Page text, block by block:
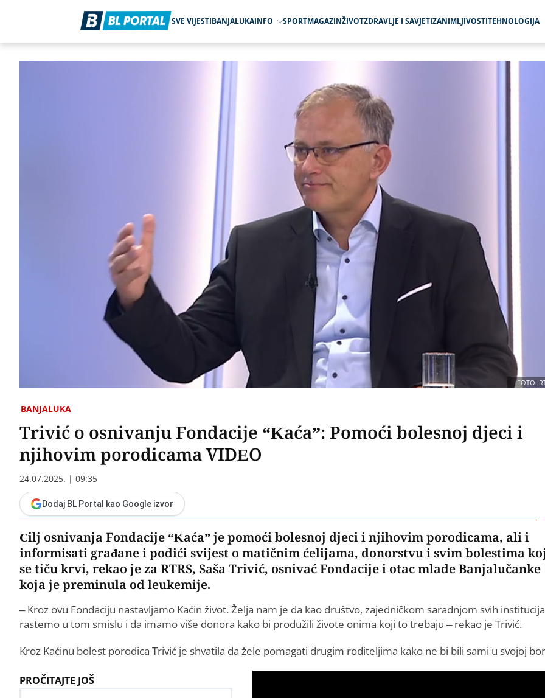
SVE VIJESTIBANJALUKAINFO SPORTMAGAZINŽIVOTZDRAVLJE I SAVJETIZANIMLJIVOSTITEHNOLOGIJA
FOTO:
BANJALUKA
Trivić o osnivanju Fondacije “Kaća”: Pomoći bolesnoj djeci i
njihovim porodicama VIDEO
24.07.2025. | 09:35
Dodaj BL Portal kao Google izvor
Cilj osnivanja Fondacije “Kaća” je pomoći bolesnoj djeci i njihovim porodicama, ali i
informisati građane i podići svijest o matičnim ćelijama, donorstvu i svim bolestima
se tiču krvi, rekao je za RTRS, Saša Trivić, osnivać Fondacije i otac mlade Banjalučanke
koja je preminula od leukemije.
– Kroz ovu Fondaciju nastavljamo Kaćin život. Želja nam je da kao društvo, zajedničkom saradnjom svih
rastemo u tom smislu i da imamo više donora kako bi produžili živote onima koji to trebaju – rekao je Trivić.
Kroz Kaćinu bolest porodica Trivić je shvatila da žele pomagati drugim roditeljima kako ne bi bili sami u svojoj
PROČITAJTE JOŠ